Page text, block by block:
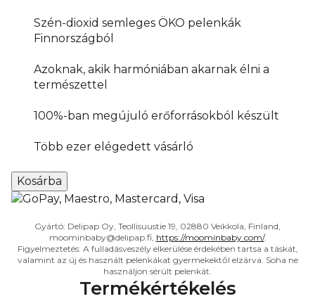
Szén-dioxid semleges ÖKO pelenkák
Finnországból
Azoknak, akik harmóniában akarnak élni a
természettel
100%-ban megújuló erőforrásokból készült
Több ezer elégedett vásárló
Gyártó: Delipap Oy, Teollisuustie 19, 02880 Veikkola, Finland,
moominbaby@delipap.fi, https://moominbaby.com/.
Figyelmeztetés: A fulladásveszély elkerülése érdekében tartsa a táskát,
valamint az új és használt pelenkákat gyermekektől elzárva. Soha ne
használjon sérült pelenkát.
Termékértékelés